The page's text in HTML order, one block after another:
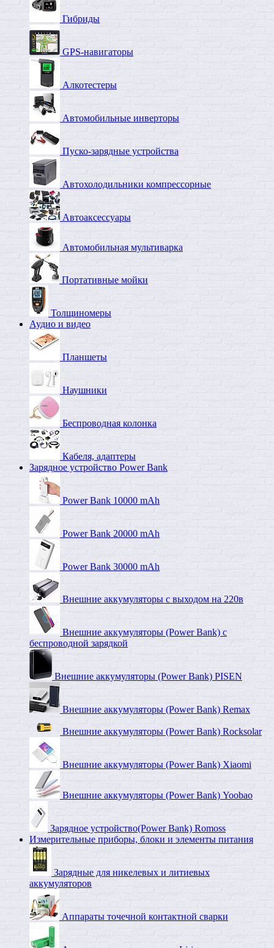
Гибриды
GPS-навигаторы
Алкотестеры
Автомобильные инверторы
Пуско-зарядные устройства
Автохолодильники компрессорные
Автоаксессуары
Автомобильная мультиварка
Портативные мойки
Толщиномеры
Аудио и видео
Планшеты
Наушники
Беспроводная колонка
Кабеля, адаптеры
Зарядное устройство Power Bank
Power Bank 10000 mAh
Power Bank 20000 mAh
Power Bank 30000 mAh
Внешние аккумуляторы с выходом на 220в
Внешние аккумуляторы (Power Bank) c
беспроводной зарядкой
Внешние аккумуляторы (Power Bank) PISEN
Внешние аккумуляторы (Power Bank) Remax
Внешние аккумуляторы (Power Bank) Rocksolar
Внешние аккумуляторы (Power Bank) Xiaomi
Внешние аккумуляторы (Power Bank) Yoobao
Зарядное устройство(Power Bank) Romoss
Измерительные приборы, блоки и элементы питания
Зарядные для никелевых и литиевых
аккумуляторов
Аппараты точечной контактной сварки